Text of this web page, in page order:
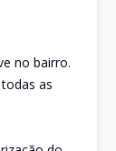
no bairro.
as